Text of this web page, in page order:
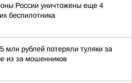
России уничтожены еще 4
беспилотника
млн рублей потеряли туляки за
из за мошенников